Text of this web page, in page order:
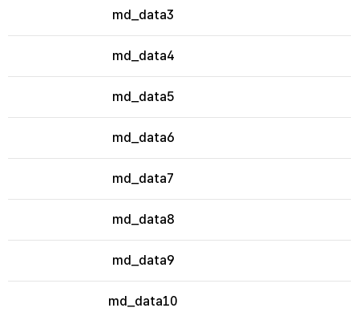
md_data3
md_data4
md_data5
md_data6
md_data7
md_data8
md_data9
md_data10